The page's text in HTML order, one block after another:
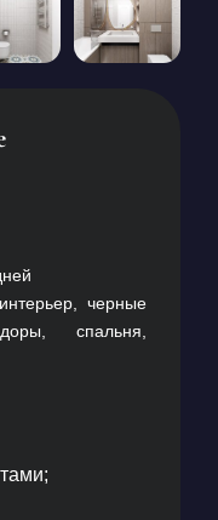
черные
спальня,
квартал